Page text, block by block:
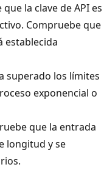
la clave de API es
Compruebe que
establecida
superado los límites
exponencial o
que la entrada
longitud y se